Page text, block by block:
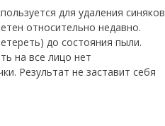
для удаления синяков
относительно недавно.
до состояния пыли.
на все лицо нет
Результат не заставит себя